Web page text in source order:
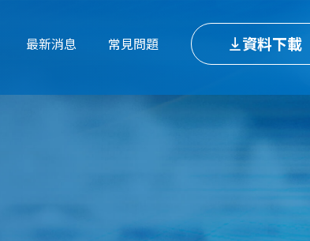
最新消息 常見問題 資料下載